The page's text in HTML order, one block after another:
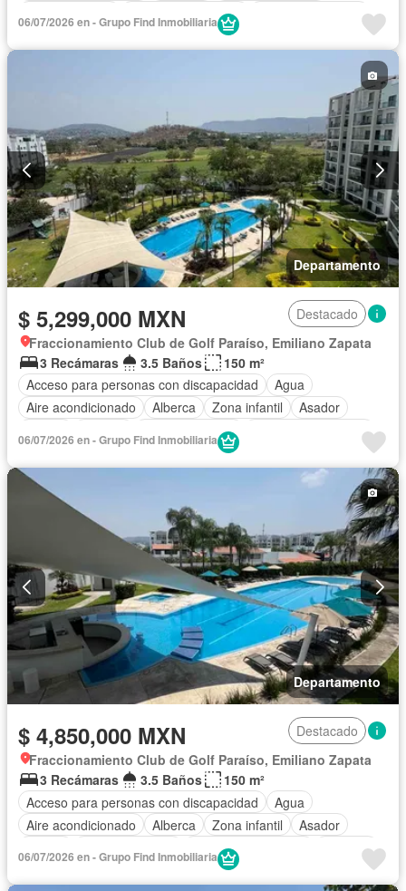
Cuarto de Limpieza
Estacionamiento Gas natural
06/07/2026 en - Grupo Find Inmobiliaria
Departamento
$ 5,299,000 MXN
Destacado
Fraccionamiento Club de Golf Paraíso, Emiliano Zapata
3 Recámaras
3.5 Baños
150 m²
Acceso para personas con discapacidad
Agua
Aire acondicionado
Alberca Zona infantil
Asador
Cancha de tenis
Caseta de vigilancia
Cocina equipada
Cocina integral
Cuarto de Limpieza
Electricidad
Elevador
Jardín Sala polivalente Seguridad
Terraza
Vista panorámica
Zonas verdes
Completamente amueblado
06/07/2026 en - Grupo Find Inmobiliaria
Departamento
$ 4,850,000 MXN
Destacado
Fraccionamiento Club de Golf Paraíso, Emiliano Zapata
3 Recámaras
3.5 Baños
150 m²
Acceso para personas con discapacidad
Agua
Aire acondicionado
Alberca Zona infantil
Asador
Caseta de vigilancia
Cisterna
Cocina equipada
Cocina integral
06/07/2026 en - Grupo Find Inmobiliaria